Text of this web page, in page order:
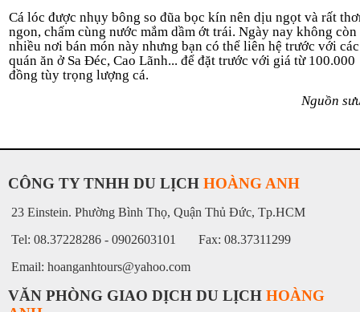
Cá lóc được nhụy bông so đũa bọc kín nên dịu ngọt và rất
ngon, chấm cùng nước mắm dầm ớt trái. Ngày nay không còn
nhiều nơi bán món này nhưng bạn có thể liên hệ trước với các
quán ăn ở Sa Đéc, Cao Lãnh... để đặt trước với giá từ 100.000
đồng tùy trọng lượng cá.
Nguồn
CÔNG TY TNHH DU LỊCH HOÀNG ANH
23 Einstein. Phường Bình Thọ, Quận Thủ Đức, Tp.HCM
Tel: 08.37228286 - 0902603101 Fax: 08.37311299
Email: hoanganhtours@yahoo.com
VĂN PHÒNG GIAO DỊCH DU LỊCH HOÀNG